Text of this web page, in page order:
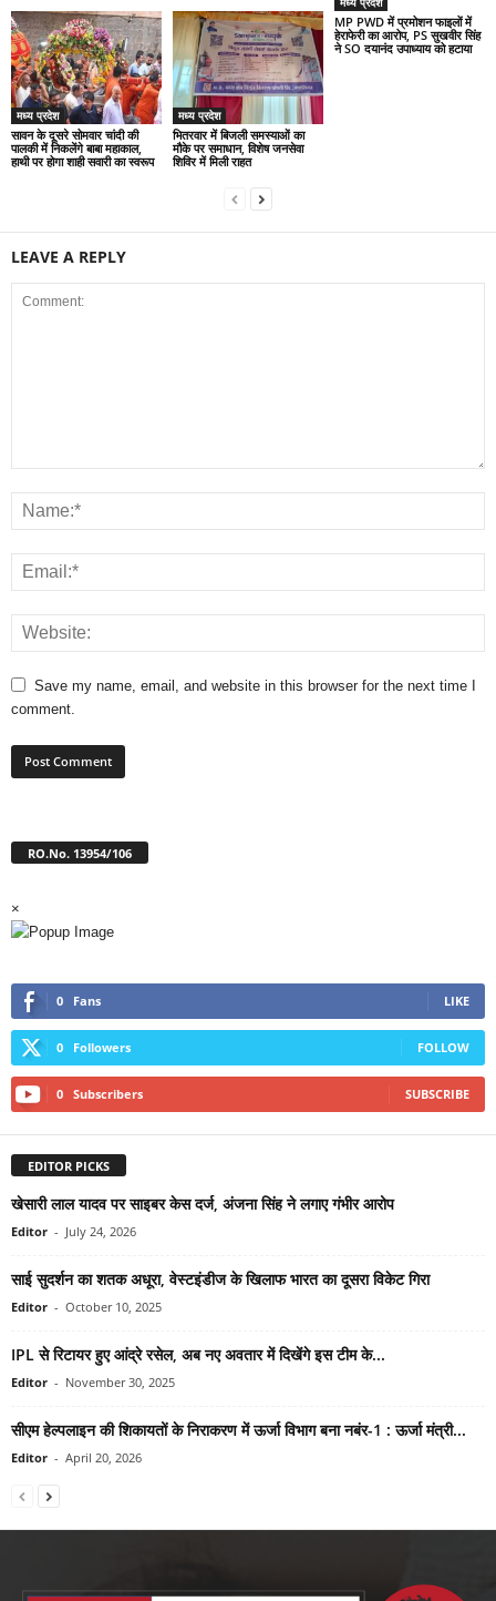
मध्य प्रदेश
सावन के दूसरे सोमवार चांदी की
पालकी में निकलेंगे बाबा महाकाल,
हाथी पर होगा शाही सवारी का स्वरूप
मध्य प्रदेश
भितरवार में बिजली समस्याओं का
मौके पर समाधान, विशेष जनसेवा
शिविर में मिली राहत
MP PWD में प्रमोशन फाइलों में
हेराफेरी का आरोप, PS सुखवीर सिंह
ने SO दयानंद उपाध्याय को हटाया
LEAVE A REPLY
Save my name, email, and website in this browser for the next time I
comment.
RO.No. 13954/106
×
0 Fans LIKE
0 Followers FOLLOW
0 Subscribers SUBSCRIBE
EDITOR PICKS
खेसारी लाल यादव पर साइबर केस दर्ज, अंजना सिंह ने लगाए गंभीर आरोप
Editor - July 24, 2026
साई सुदर्शन का शतक अधूरा, वेस्टइंडीज के खिलाफ भारत का दूसरा विकेट गिरा
Editor - October 10, 2025
IPL से रिटायर हुए आंद्रे रसेल, अब नए अवतार में दिखेंगे इस टीम के...
Editor - November 30, 2025
सीएम हेल्पलाइन की शिकायतों के निराकरण में ऊर्जा विभाग बना नबंर-1 : ऊर्जा मंत्री...
Editor - April 20, 2026